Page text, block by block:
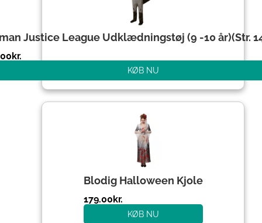
Justice League Udklædningstøj (9 -10 år)(Str.
kr.
KØB NU
Blodig Halloween Kjole
179.00kr.
KØB NU